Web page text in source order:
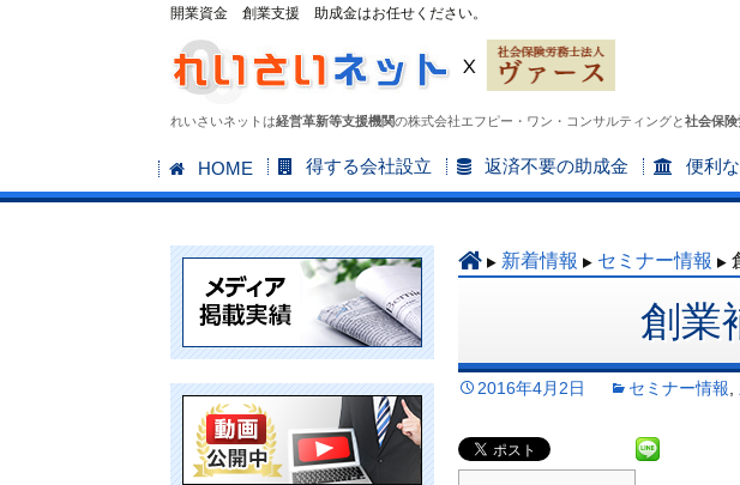
開業資金 創業支援 助成金はお任せください。
れいさいネットは経営革新等支援機関の株式会社エフピー・ワン・コンサルティングと社会保険
コ
ン
ン
HOME 得する会社設立 返済不要の助成金 便利
新着情報 セミナー情報
創業
2016年4月2日 セミナー情報